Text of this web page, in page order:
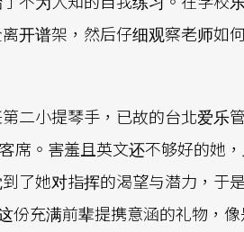
开谱架，然后仔细观察老师如
二小提琴手，已故的台北爱乐
席。害羞且英文还不够好的她
了她对指挥的渴望与潜力，于
充满前辈提携意涵的礼物，